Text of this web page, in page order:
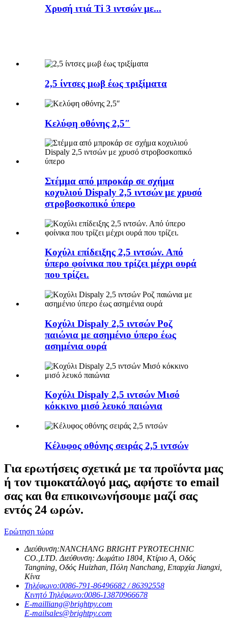
Χρυσή ιτιά Ti 3 ιντσών με...
2,5 ίντσες μωβ έως τριξίματα
Κελύφη οθόνης 2,5″
Στέμμα από μπροκάρ σε σχήμα
κοχυλιού Dispaly 2,5 ιντσών με χρυσό
στροβοσκοπικό ύπερο
Κοχύλι επίδειξης 2,5 ιντσών. Από
ύπερο φοίνικα που τρίζει μέχρι ουρά
που τρίζει.
Κοχύλι Dispaly 2,5 ιντσών Ροζ
παιώνια με ασημένιο ύπερο έως
ασημένια ουρά
Κοχύλι Dispaly 2,5 ιντσών Μισό
κόκκινο μισό λευκό παιώνια
Κέλυφος οθόνης σειράς 2,5 ιντσών
Για ερωτήσεις σχετικά με τα προϊόντα μας
ή τον τιμοκατάλογό μας, αφήστε το email
σας και θα επικοινωνήσουμε μαζί σας
εντός 24 ωρών.
Ερώτηση τώρα
Διεύθυνση:NANCHANG BRIGHT PYROTECHNIC
CO.,LTD. Διεύθυνση: Δωμάτιο 1804, Κτίριο Α, Οδός
Tangning, Οδός Huizhan, Πόλη Nanchang, Επαρχία Jiangxi,
Κίνα
Τηλέφωνο:0086-791-86496682 / 86392558
Κινητό Τηλέφωνο:0086-13870966678
E-mailliang@brightpy.com
E-mailsales@brightpy.com